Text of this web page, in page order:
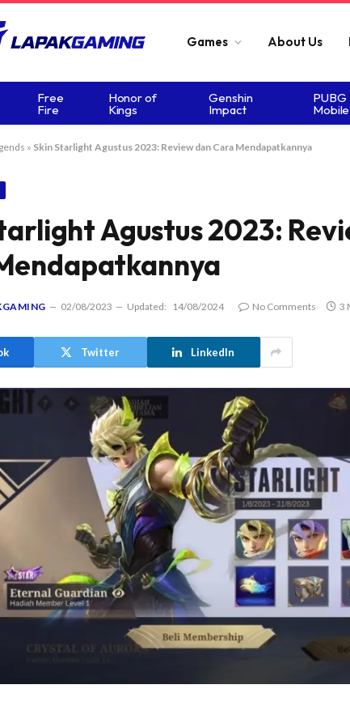
Games About Us
Free
Fire
Honor of
Kings
Genshin
Impact
PUBG
Mobile
» Skin Starlight Agustus 2023: Review dan Cara Mendapatkannya
Agustus 2023:
02/08/2023 Updated: 14/08/2024 No Comments 3
Twitter LinkedIn